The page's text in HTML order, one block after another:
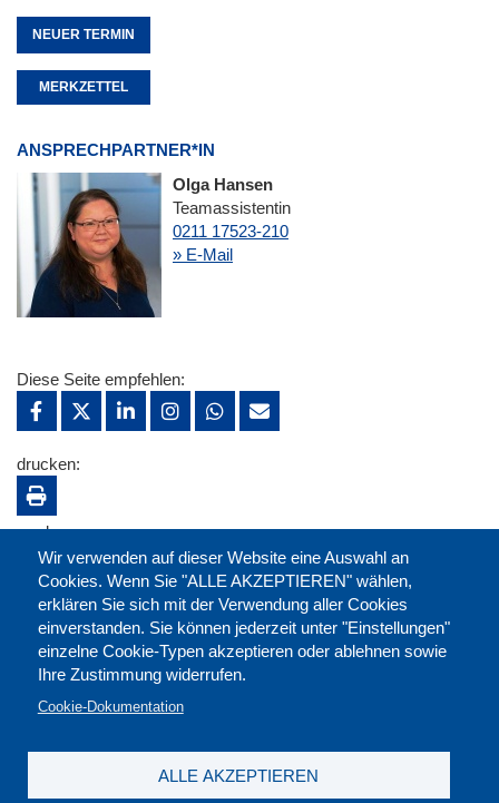
NEUER TERMIN
MERKZETTEL
ANSPRECHPARTNER*IN
Olga Hansen
Teamassistentin
0211 17523-210
» E-Mail
Wir verwenden auf dieser Website eine Auswahl an
Cookies. Wenn Sie "ALLE AKZEPTIEREN" wählen,
erklären Sie sich mit der Verwendung aller Cookies
einverstanden. Sie können jederzeit unter "Einstellungen"
einzelne Cookie-Typen akzeptieren oder ablehnen sowie
Ihre Zustimmung widerrufen.
Cookie-Dokumentation
ALLE AKZEPTIEREN
Diese Seite empfehlen:
drucken:
merken: